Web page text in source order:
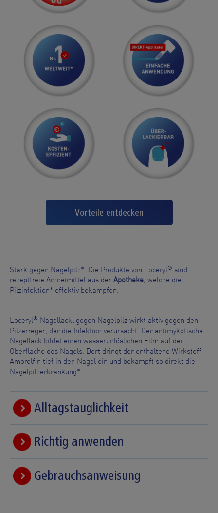
Vorteile entdecken
Stark gegen Nagelpilz*. Die Produkte von Loceryl® sind
rezeptfreie Arzneimittel aus der Apotheke, welche die
Pilzinfektion* effektiv bekämpfen.
Loceryl® Nagellackl gegen Nagelpilz wirkt aktiv gegen den
Pilzerreger, der die Infektion verursacht. Der antimykotische
Nagellack bildet einen wasserunlöslichen Film auf der
Oberfläche des Nagels. Dort dringt der enthaltene Wirkstoff
Amorolfin tief in den Nagel ein und bekämpft so direkt die
Nagelpilzerkrankung*.
Alltagstauglichkeit
Richtig anwenden
Gebrauchsanweisung